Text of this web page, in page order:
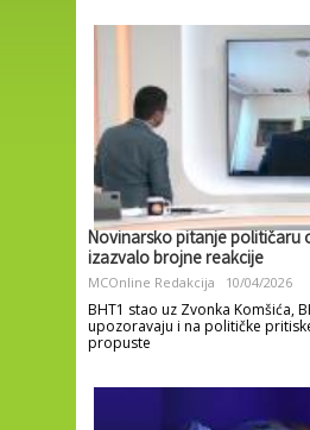
Novinarsko pitanje političaru
izazvalo brojne reakcije
MCOnline Redakcija 10/04/2026
BHT1 stao uz Zvonka Komšića,
upozoravaju i na političke
propuste